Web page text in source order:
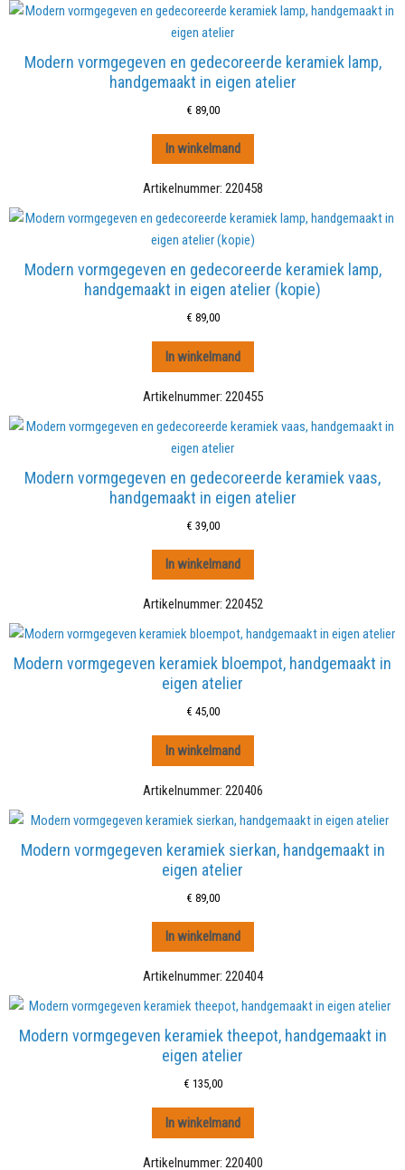
Modern vormgegeven en gedecoreerde keramiek lamp,
handgemaakt in eigen atelier
€ 89,00
In winkelmand
Artikelnummer: 220458
Modern vormgegeven en gedecoreerde keramiek lamp,
handgemaakt in eigen atelier (kopie)
€ 89,00
In winkelmand
Artikelnummer: 220455
Modern vormgegeven en gedecoreerde keramiek vaas,
handgemaakt in eigen atelier
€ 39,00
In winkelmand
Artikelnummer: 220452
Modern vormgegeven keramiek bloempot, handgemaakt in
eigen atelier
€ 45,00
In winkelmand
Artikelnummer: 220406
Modern vormgegeven keramiek sierkan, handgemaakt in
eigen atelier
€ 89,00
In winkelmand
Artikelnummer: 220404
Modern vormgegeven keramiek theepot, handgemaakt in
eigen atelier
€ 135,00
In winkelmand
Artikelnummer: 220400